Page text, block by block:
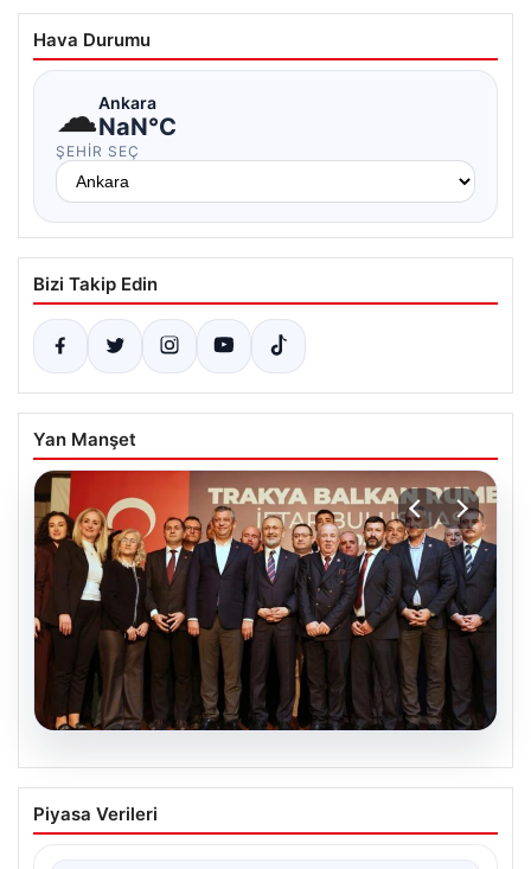
Hava Durumu
☁Ankara
NaN°C
ŞEHIR SEÇ
Bizi Takip Edin
Yan Manşet
05.08.2026
Gözler İstanbul’a çevrildi, bir belediye
başkanından daha açıklama geldi. “Yeni
Piyasa Verileri